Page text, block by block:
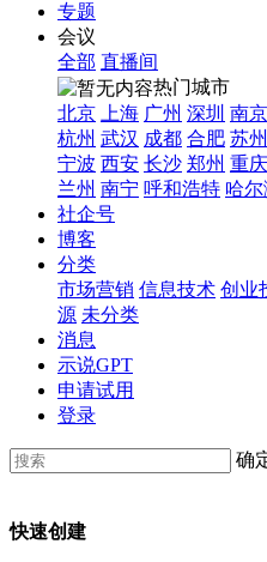
专题
会议
全部 直播间
热门城市
北京
上海 广州 深圳 南京
杭州 武汉 成都 合肥 苏州
宁波 西安 长沙 郑州 重庆
兰州 南宁 呼和浩特 哈
社企号
博客
分类
市场营销 信息技术 创业
源 未分类
消息
示说GPT
申请试用
登录
确
快速创建